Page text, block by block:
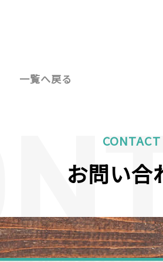
一覧へ戻る
CONTACT
お問い合